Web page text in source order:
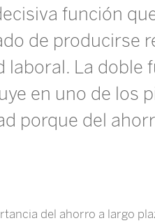
función
de producirse
laboral. La
en uno de los
porque del
del ahorro a largo